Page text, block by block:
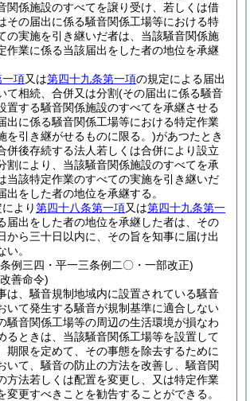
関係施設のすべてを譲り受け、若しくは借
その届出に係る騒音関係工場等における特
の実施を引き継いだ者は、当該騒音関係施
作業に係る当該届出をした者の地位を承継
一項又は第四十九条第一項の規定による届出
て相続、合併又は分割(その届出に係る騒音
置する騒音関係施設のすべてを承継させる
出に係る騒音関係工場等における特定作業
を引き継がせるものに限る。)があつたとき
併後存続する法人若しくは合併により設立
割により、当該騒音関係施設のすべてを承
当該特定作業のすべての実施を引き継いだ
出をした者の地位を承継する。
より第四十八条第一項又は第四十九条第一
届出をした者の地位を承継した者は、その
から三十日以内に、その旨を知事に届け出
い。
例三四・平一三条例二〇・一部改正)
善命令)
は、騒音規制地域内に設置されている騒音
いて発生する騒音が規制基準に適合しない
騒音関係工場等の周辺の生活環境が損なわ
るときは、当該騒音関係工場等を設置して
期限を定めて、その事態を除去するために
いて、騒音の防止の方法を改善し、騒音関
方法若しくは配置を変更し、又は特定作業
変更すべきことを勧告することができる。